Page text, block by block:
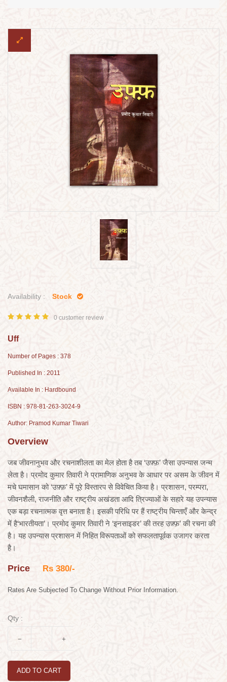
Availability : Stock
0 customer review
Uff
Number of Pages : 378
Published In : 2011
Available In : Hardbound
ISBN : 978-81-263-3024-9
Author: Pramod Kumar Tiwari
Overview
जब जीवनानुभव और रचनाशीलता का मेल होता है तब ‘उफ़्फ़’ जैसा उपन्यास जन्म
लेता है। प्रमोद कुमार तिवारी ने प्रामाणिक अनुभव के आधार पर असम के जीवन में
मचे घमासान को ‘उफ़्फ़’ में पूरे विस्तारप से विवेचित किया है। प्रशासन, परम्परा,
जीवनशैली, राजनीति और राष्ट्रीय अखंडता आदि त्रिज्याओं के सहारे यह उपन्यास
एक बड़ा रचनात्मक वृत्त बनाता है। इसकी परिधि पर हैं राष्ट्रीय चिन्ताएँ और केन्द्र
में है‘भारतीयता’। प्रमोद कुमार तिवारी ने ‘इनसाइडर’ की तरह उफ़्फ़’ की रचना की
है। यह उपन्यास प्रशासन में निहित विरूपताओं को सफलतापूर्वक उजागर करता
है।
Price Rs 380/-
Rates Are Subjected To Change Without Prior Information.
Qty :
ADD TO CART